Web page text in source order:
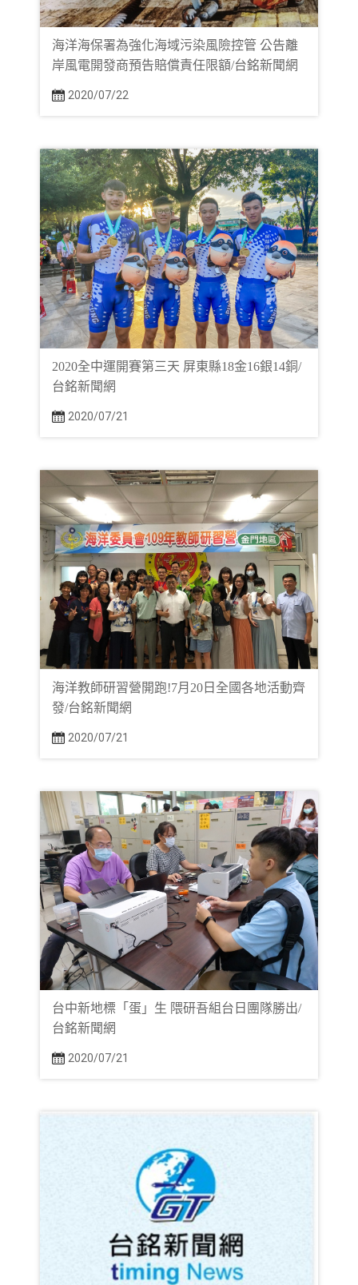
海洋海保署為強化海域污染風險控管 公告離
岸風電開發商預告賠償責任限額/台銘新聞網
2020/07/22
2020全中運開賽第三天 屏東縣18金16銀14銅/
台銘新聞網
2020/07/21
海洋教師研習營開跑!7月20日全國各地活動齊
發/台銘新聞網
2020/07/21
台中新地標「蛋」生 隈研吾組台日團隊勝出/
台銘新聞網
2020/07/21